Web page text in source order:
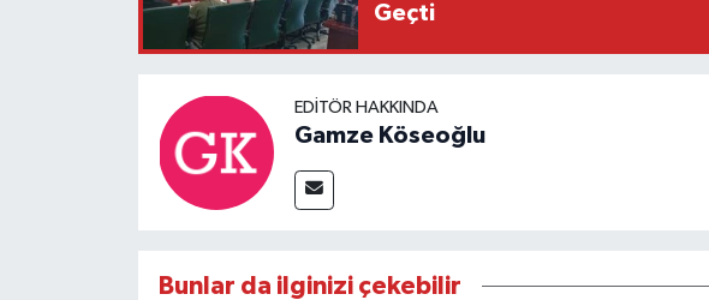
Geçti
EDITÖR HAKKINDA
Gamze Köseoğlu
Bunlar da ilginizi çekebilir